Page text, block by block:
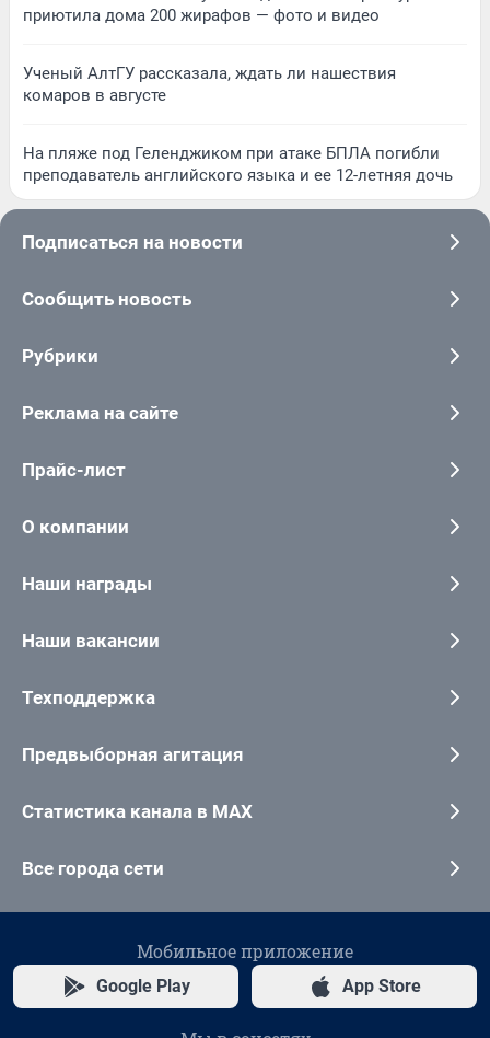
приютила дома 200 жирафов — фото и видео
Ученый АлтГУ рассказала, ждать ли нашествия
комаров в августе
На пляже под Геленджиком при атаке БПЛА погибли
преподаватель английского языка и ее 12-летняя дочь
Подписаться на новости
Сообщить новость
Рубрики
Реклама на сайте
Прайс-лист
О компании
Наши награды
Наши вакансии
Техподдержка
Предвыборная агитация
Статистика канала в MAX
Все города сети
Мобильное приложение
Google Play App Store